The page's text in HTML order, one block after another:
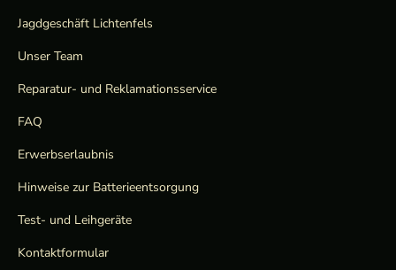
Jagdgeschäft Lichtenfels
Unser Team
Reparatur- und Reklamationsservice
FAQ
Erwerbserlaubnis
Hinweise zur Batterieentsorgung
Test- und Leihgeräte
Kontaktformular